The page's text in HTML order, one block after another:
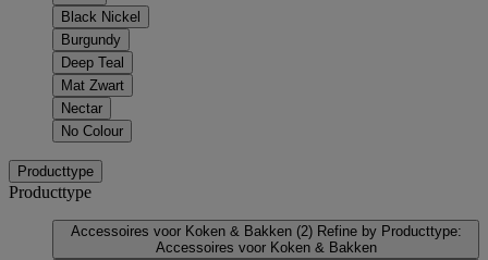
Black Nickel
Burgundy
Deep Teal
Mat Zwart
Nectar
No Colour
Producttype
Producttype
Accessoires voor Koken & Bakken (2) Refine by Producttype:
Accessoires voor Koken & Bakken